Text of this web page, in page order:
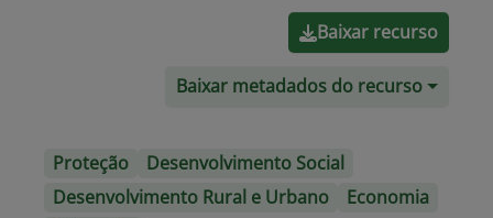
Baixar recurso
Baixar metadados do recurso
Proteção
Desenvolvimento Social
Desenvolvimento Rural e Urbano
Economia